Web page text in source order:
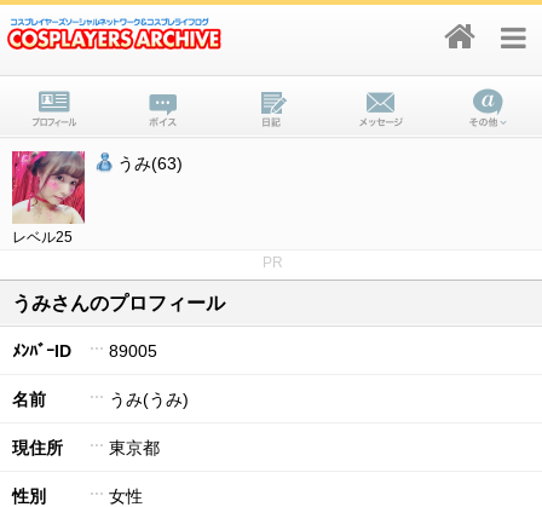
レベル25
うみ(63)
PR
うみさんのプロフィール
ﾒﾝﾊﾞｰID 89005
名前 うみ(うみ)
現住所 東京都
性別 女性